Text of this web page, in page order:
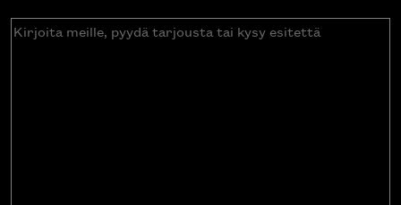
Kirjoita